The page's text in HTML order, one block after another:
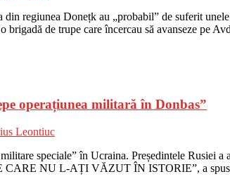
regiunea Donețk au „probabil” de suferit
brigadă de trupe care încercau să avanseze pe
operațiunea militară în Donbas”
Leontiuc
speciale” în Ucraina. Președintele Rusiei
NU L-AȚI VĂZUT ÎN ISTORIE”, a spus